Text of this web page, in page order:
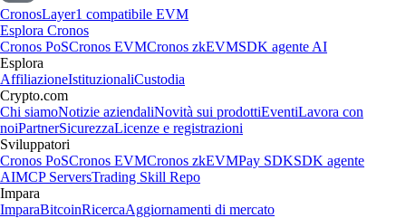
CronosLayer1 compatibile EVM
Esplora Cronos
Cronos PoSCronos EVMCronos zkEVMSDK agente AI
Esplora
AffiliazioneIstituzionaliCustodia
Crypto.com
Chi siamoNotizie aziendaliNovità sui prodottiEventiLavora con
noiPartnerSicurezzaLicenze e registrazioni
Sviluppatori
Cronos PoSCronos EVMCronos zkEVMPay SDKSDK agente
AIMCP ServersTrading Skill Repo
Impara
ImparaBitcoinRicercaAggiornamenti di mercato